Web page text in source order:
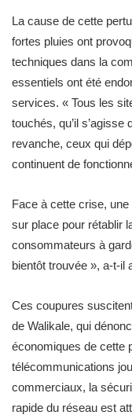
La cause de cette
fortes pluies ont
techniques dans la
essentiels ont été
services. « Tous les
touchés, qu’il
revanche, ceux qui
continuent de
Face à cette crise, une
sur place pour rétablir
consommateurs à
bientôt trouvée », a-t-il
Ces coupures
de Walikale, qui
économiques de cette
télécommunications
commerciaux, la
rapide du réseau est